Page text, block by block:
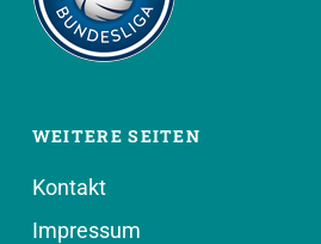
WEITERE SEITEN
Kontakt
Impressum